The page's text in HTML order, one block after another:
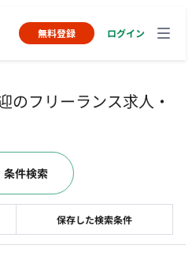
無料登録 ログイン
のフリーランス求人・
保存した検索条件
条件検索